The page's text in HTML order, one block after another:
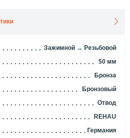
Зажимной → Резьбовой
50 мм
Бронза
Бронзовый
Отвод
REHAU
Германия